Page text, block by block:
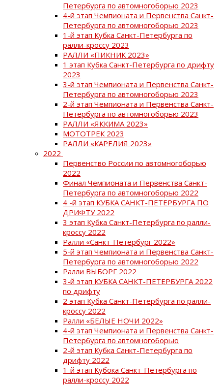
Петербурга по автомногоборью 2023
4-й этап Чемпионата и Первенства Санкт-
Петербурга по автомногоборью 2023
1-й этап Кубка Санкт-Петербурга по
ралли-кроссу 2023
РАЛЛИ «ПИКНИК 2023»
1 этап Кубка Санкт-Петербурга по дрифту
2023
3-й этап Чемпионата и Первенства Санкт-
Петербурга по автомногоборью 2023
2-й этап Чемпионата и Первенства Санкт-
Петербурга по автомногоборью 2023
РАЛЛИ «ЯККИМА 2023»
МОТОТРЕК 2023
РАЛЛИ «КАРЕЛИЯ 2023»
2022
Первенство России по автомногоборью
2022
Финал Чемпионата и Первенства Санкт-
Петербурга по автомногоборью 2022
4 -й этап КУБКА САНКТ-ПЕТЕРБУРГА ПО
ДРИФТУ 2022
3 этап Кубка Санкт-Петербурга по ралли-
кроссу 2022
Ралли «Санкт-Петербург 2022»
5-й этап Чемпионата и Первенства Санкт-
Петербурга по автомногоборью 2022
Ралли ВЫБОРГ 2022
3-й этап КУБКА САНКТ-ПЕТЕРБУРГА 2022
по дрифту
2 этап Кубка Санкт-Петербурга по ралли-
кроссу 2022
Ралли «БЕЛЫЕ НОЧИ 2022»
4-й этап Чемпионата и Первенства Санкт-
Петербурга по автомногоборью
2-й этап Кубка Санкт-Петербурга по
дрифту 2022
1-й этап Кубока Санкт-Петербурга по
ралли-кроссу 2022